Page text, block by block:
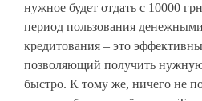
нужное будет отдать с 10000
период пользования
кредитования – это
позволяющий получить
быстро. К тому же, ничего не